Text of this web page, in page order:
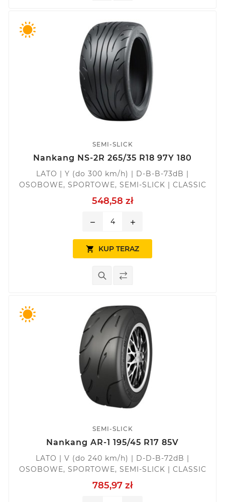
SEMI-SLICK
Nankang NS-2R 265/35 R18 97Y 180
LATO | Y (do 300 km/h) | D-B-B-73dB |
OSOBOWE, SPORTOWE, SEMI-SLICK | CLASSIC
548,58 zł
remove add
 KUP TERAZ
SEMI-SLICK
Nankang AR-1 195/45 R17 85V
LATO | V (do 240 km/h) | D-D-B-72dB |
OSOBOWE, SPORTOWE, SEMI-SLICK | CLASSIC
785,97 zł